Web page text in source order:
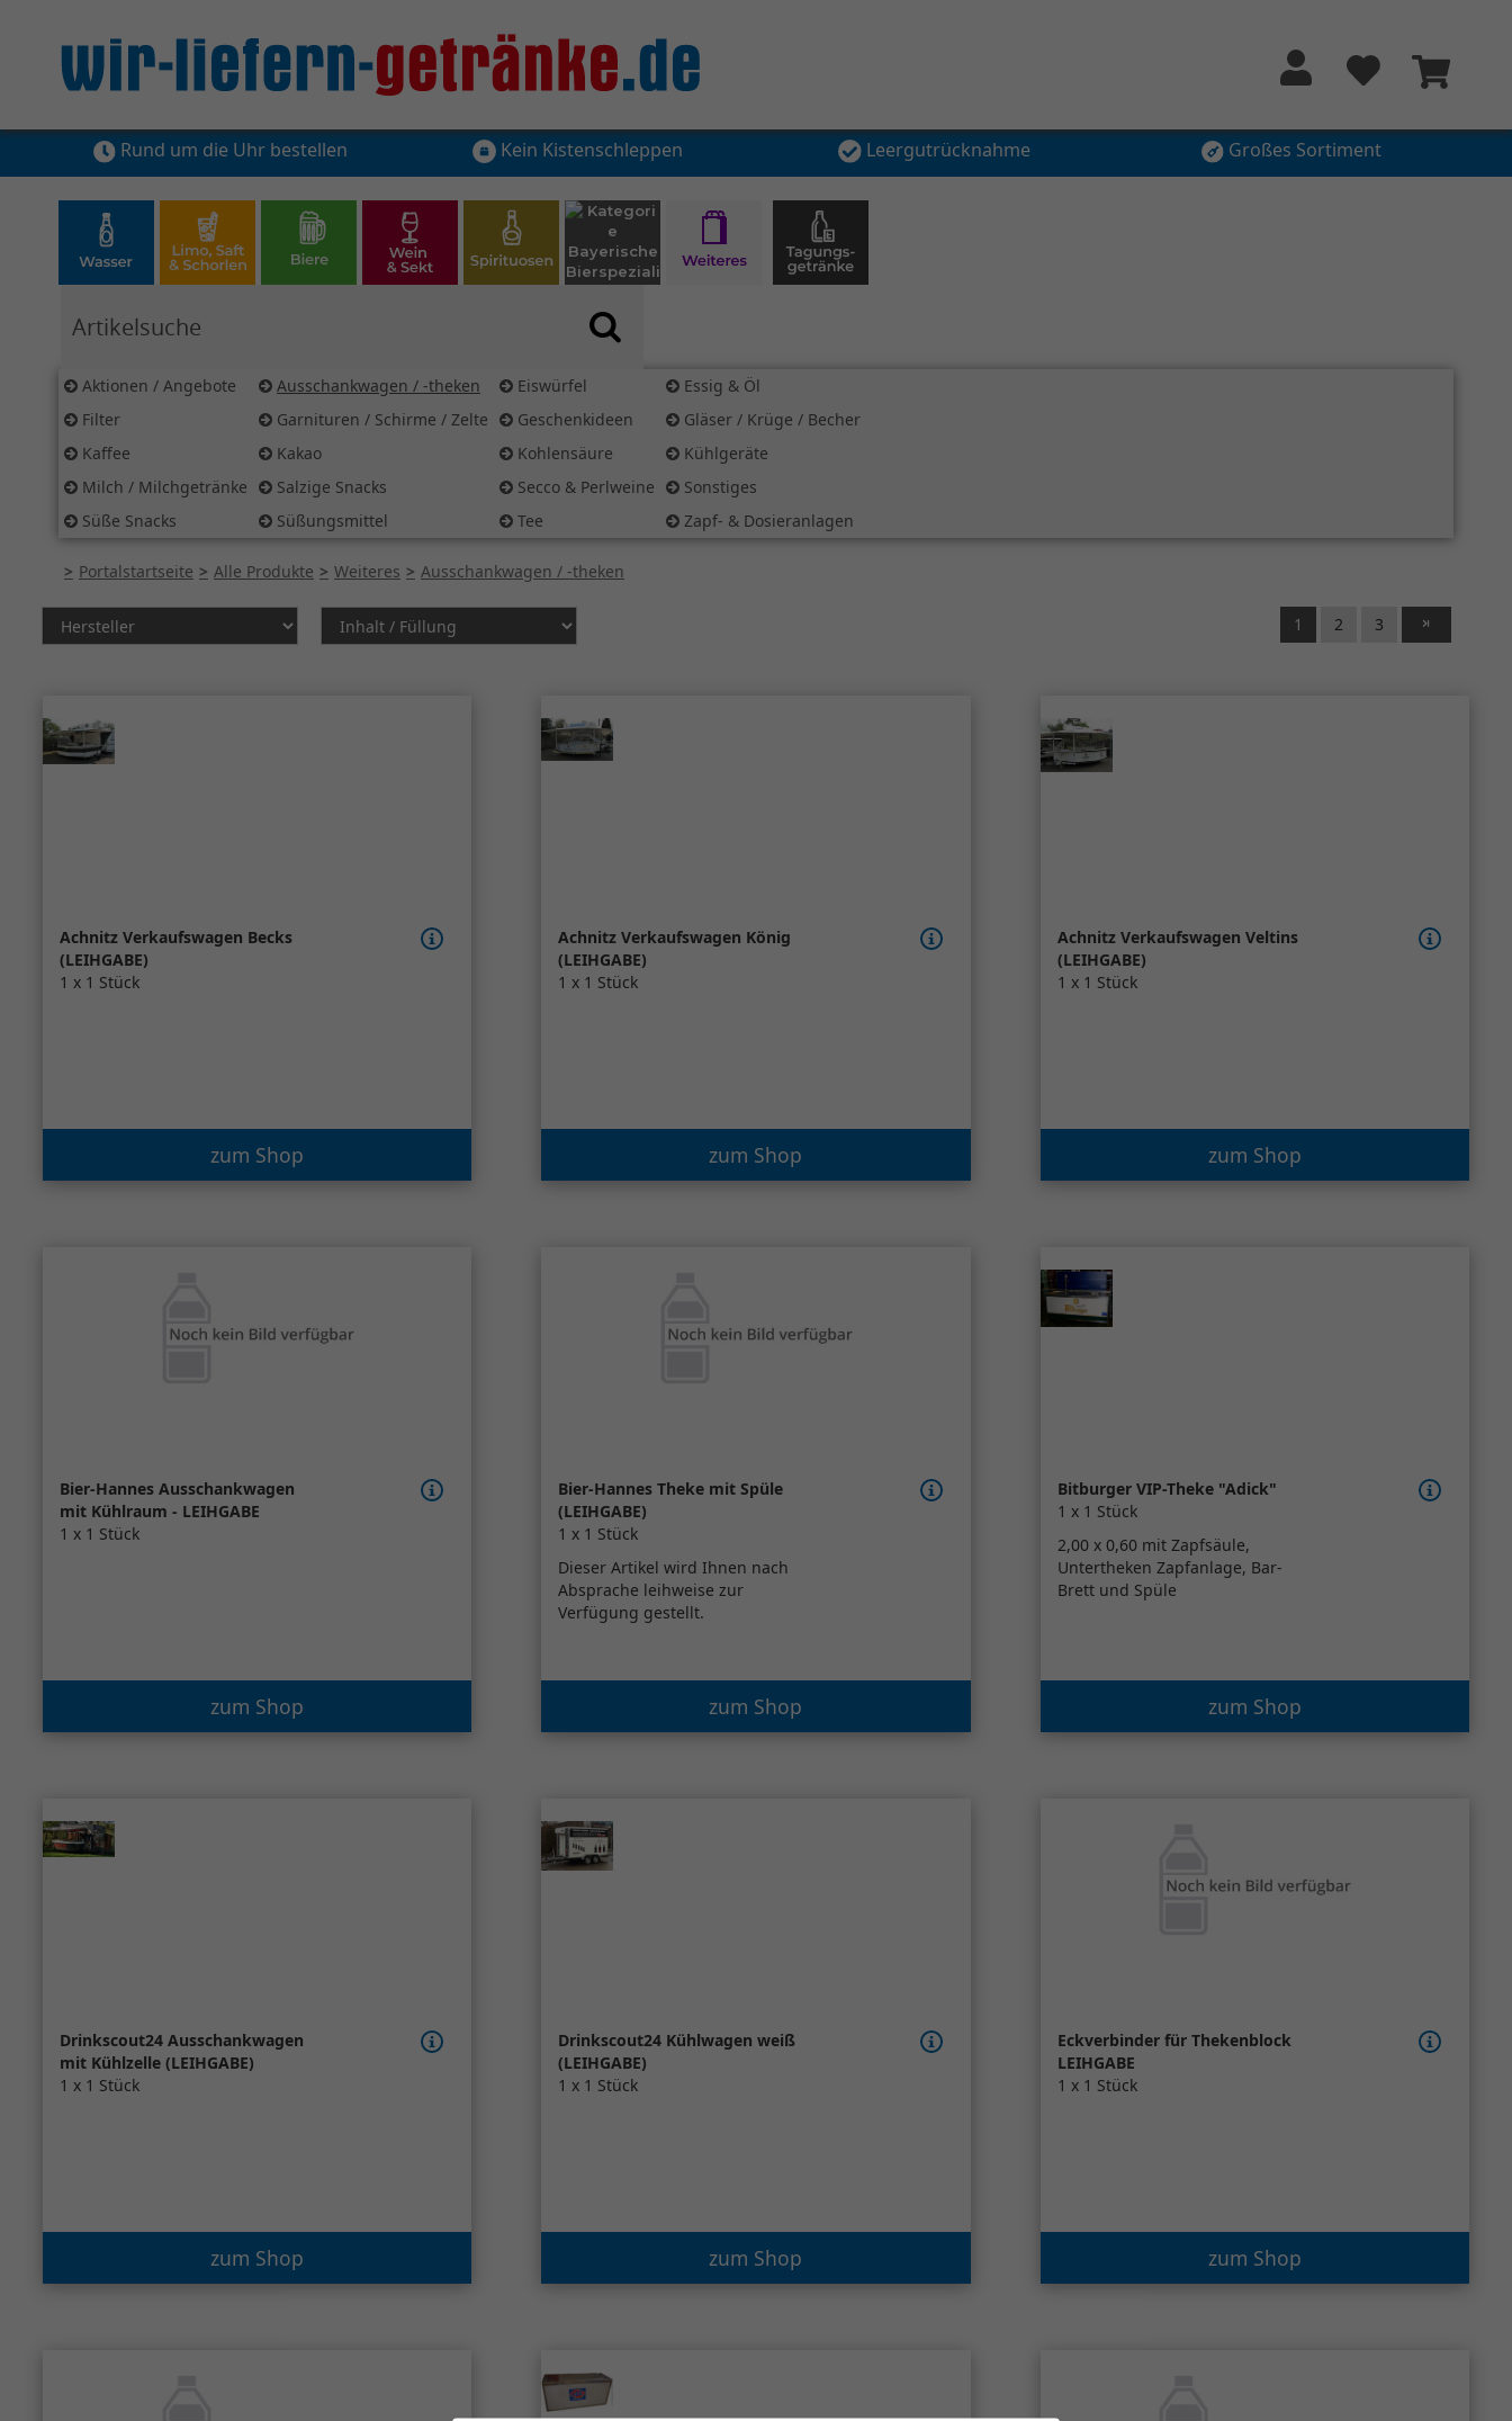
Rund um die Uhr bestellen Kein Kistenschleppen Leergutrücknahme Großes Sortiment
Aktionen / Angebote Ausschankwagen / -theken Eiswürfel
Essig & Öl
Filter
Garnituren / Schirme / Zelte Geschenkideen
Gläser / Krüge / Becher
Kaffee
Kakao Kohlensäure
Kühlgeräte
Milch / Milchgetränke
Salzige Snacks Secco & Perlweine
Sonstiges
Süße Snacks
Süßungsmittel Tee Zapf- & Dosieranlagen
Portalstartseite Alle Produkte Weiteres Ausschankwagen / -theken
1 2 3
Achnitz Verkaufswagen Becks
(LEIHGABE)
1 x 1 Stück
zum Shop
Achnitz Verkaufswagen König
(LEIHGABE)
1 x 1 Stück
zum Shop
Achnitz Verkaufswagen Veltins
(LEIHGABE)
1 x 1 Stück
zum Shop
Bier-Hannes Ausschankwagen
mit Kühlraum - LEIHGABE
1 x 1 Stück
zum Shop
Bier-Hannes Theke mit Spüle
(LEIHGABE)
1 x 1 Stück
Dieser Artikel wird Ihnen nach
Absprache leihweise zur
Verfügung gestellt.
zum Shop
Bitburger VIP-Theke "Adick"
1 x 1 Stück
2,00 x 0,60 mit Zapfsäule,
Untertheken Zapfanlage, Bar-
Brett und Spüle
zum Shop
Drinkscout24 Ausschankwagen
mit Kühlzelle (LEIHGABE)
1 x 1 Stück
zum Shop
Drinkscout24 Kühlwagen weiß
(LEIHGABE)
1 x 1 Stück
zum Shop
Eckverbinder für Thekenblock
LEIHGABE
1 x 1 Stück
zum Shop